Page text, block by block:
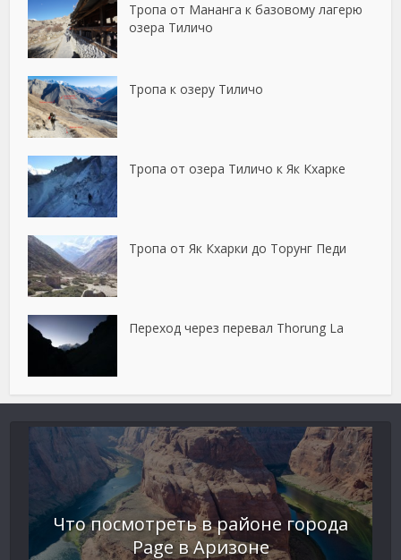
Тропа от Мананга к базовому лагерю
озера Тиличо
Тропа к озеру Тиличо
Тропа от озера Тиличо к Як Кхарке
Тропа от Як Кхарки до Торунг Педи
Переход через перевал Thorung La
Что посмотреть в районе города
Page в Аризоне